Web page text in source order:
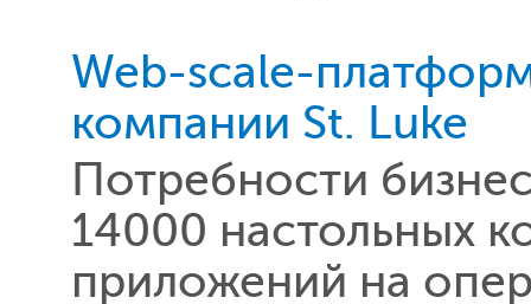
Web-scale-
компании St. Luke
Потребности
14000 настольных
приложений на